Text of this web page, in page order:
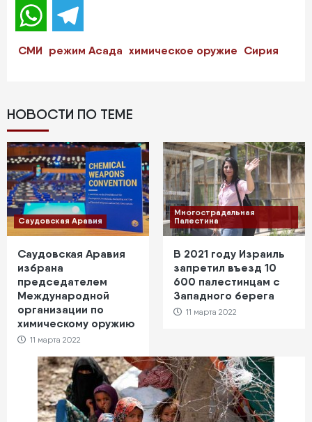
WhatsApp
СМИ режим Асада химическое оружие Сирия
НОВОСТИ ПО ТЕМЕ
Саудовская Аравия
Саудовская Аравия
избрана
председателем
Международной
организации по
химическому оружию
11 марта 2022
Многострадальная
Палестина
В 2021 году Израиль
запретил въезд 10
600 палестинцам с
Западного берега
11 марта 2022